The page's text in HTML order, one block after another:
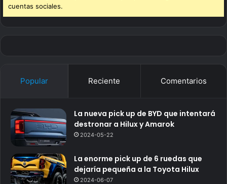
cuentas sociales.
Popular Reciente Comentarios
La nueva pick up de BYD que intentará
destronar a Hilux y Amarok
2024-05-22
La enorme pick up de 6 ruedas que
dejaría pequeña a la Toyota Hilux
2024-06-07